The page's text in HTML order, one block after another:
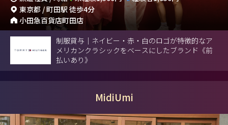
東京都 / 町田駅 徒歩4分
小田急百貨店町田店
制服貸与｜ネイビー・赤・白のロゴが特徴的なア
メリカンクラシックをベースにしたブランド《前
払いあり》
MidiUmi